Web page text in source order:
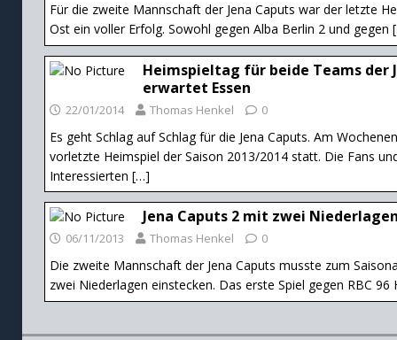
Für die zweite Mannschaft der Jena Caputs war der letzte
Ost ein voller Erfolg. Sowohl gegen Alba Berlin 2 und gegen
Heimspieltag für beide Teams der
erwartet Essen
22/01/2014 Thomas Henkel 0
Es geht Schlag auf Schlag für die Jena Caputs. Am
vorletzte Heimspiel der Saison 2013/2014 statt. Die Fans
Interessierten […]
Jena Caputs 2 mit zwei
06/11/2013 Thomas Henkel 0
Die zweite Mannschaft der Jena Caputs musste zum
zwei Niederlagen einstecken. Das erste Spiel gegen RBC